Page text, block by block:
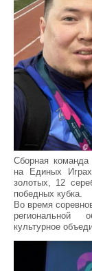
Сборная команда
на Единых
золотых, 12
победных кубка.
Во время
региональной
культурное